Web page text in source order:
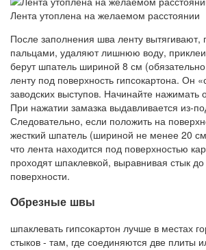
Лента утоплена на желаемом расстоянии
После заполнения шва ленту вытягивают,
пальцами, удаляют лишнюю воду,
берут шпатель шириной 8 см
ленту под поверхность гипсокартона. Он
заводских выступов. Начинайте нажимать
При нажатии замазка выдавливается из-
Следовательно, если положить на
жесткий шпатель (шириной не менее 20
что лента находится под поверхностью
проходят шпаклевкой, выравнивая стык
поверхности.
Обрезные швы
шпаклевать гипсокартон лучше в местах
стыков - там, где соединяются две плиты